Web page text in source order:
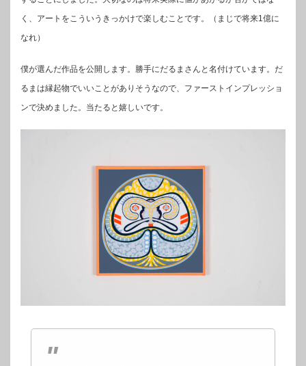
く、アートをこういうきっかけで楽しむことです。（まじで将来1億に
なれ）
僕が選んだ作品を公開します。勝手にだるまさんと名付けています。だ
るまは縁起物でいいことがありそうなので、ファーストインプレッショ
ンで決めました。当たると嬉しいです。